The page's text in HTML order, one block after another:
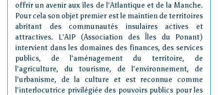
offrir un avenir aux îles de l'Atlantique et de la Manche.
Pour cela son objet premier est le maintien de territoires
abritant des communautés insulaires actives et
attractives. L'AIP (Association des Îles du Ponant)
intervient dans les domaines des finances, des services
publics, de l'aménagement du territoire, de
l'agriculture, du tourisme, de l'environnement, de
l'urbanisme, de la culture et est reconnue comme
l'interlocutrice privilégiée des pouvoirs publics pour les